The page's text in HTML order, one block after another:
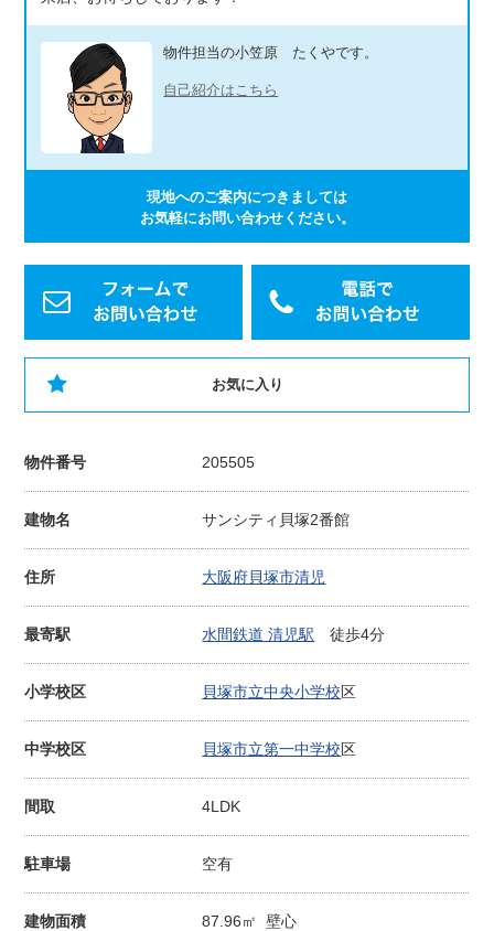
物件担当の小笠原 たくやです。
自己紹介はこちら
現地へのご案内につきましては
お気軽にお問い合わせください。
お気に入り
物件番号 205505
建物名 サンシティ貝塚2番館
住所 大阪府貝塚市清児
最寄駅 水間鉄道 清児駅 徒歩4分
小学校区 貝塚市立中央小学校区
中学校区 貝塚市立第一中学校区
間取 4LDK
駐車場 空有
建物面積 87.96㎡ 壁心